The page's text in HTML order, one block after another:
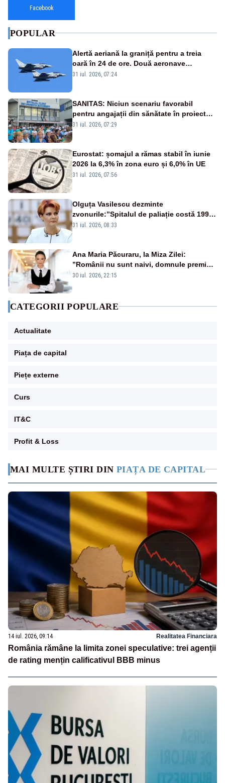
MAI MULTE ȘTIRI DIN PIAȚA DE CAPITAL
14 iul. 2026, 09:14 Realitatea Financiara
România rămâne la limita zonei speculative: trei agenții
de rating mențin calificativul BBB minus
Facebook
POPULAR
Alertă aeriană la graniță pentru a treia
oară în 24 de ore. Două aeronave
Eurofighter britanice au fost ridicate de la
31 iul. 2026, 07:24
SANITAS: Niciun scenariu favorabil
pentru angajații din sănătate în proiectul
Legii salarizării
31 iul. 2026, 07:29
Eurostat: șomajul a rămas stabil în iunie
2026 la 6,3% în zona euro și 6,0% în UE
31 iul. 2026, 07:56
Olguța Vasilescu dezminte
zvonurile:”Spitalul de paliație costă 199
de milioane de euro, nu 500 de milioane”
31 iul. 2026, 08:33
Ana Maria Păcuraru, la Miza Zilei:
”Românii nu sunt naivi, domnule premier
Bolojan”
30 iul. 2026, 22:15
CATEGORII POPULARE
Actualitate
Piața de capital
Piețe externe
Curs
IT&C
Profit & Loss